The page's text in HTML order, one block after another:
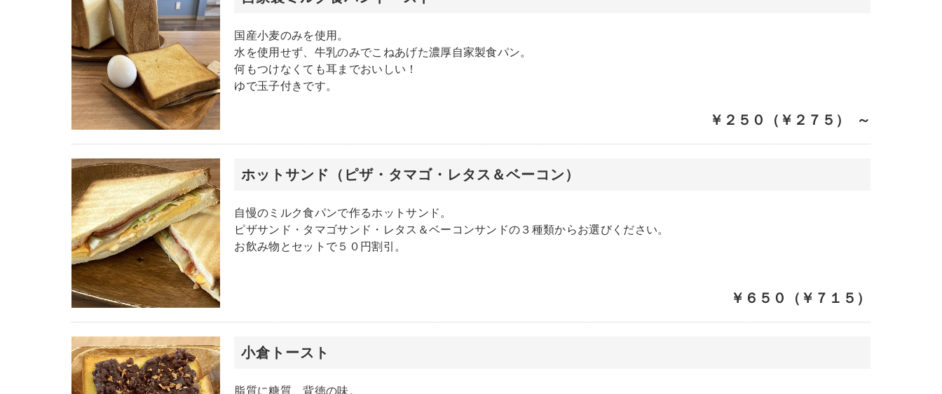
国産小麦のみを使用。
水を使用せず、牛乳のみでこねあげた濃厚自家製食パン。
何もつけなくても耳までおいしい！
ゆで玉子付きです。
￥２５０（￥２７５） ～
ホットサンド（ピザ・タマゴ・レタス＆ベーコン）
自慢のミルク食パンで作るホットサンド。
ピザサンド・タマゴサンド・レタス＆ベーコンサンドの３種類からお選びください。
お飲み物とセットで５０円割引。
￥６５０（￥７１５）
小倉トースト
脂質に糖質、背徳の味。